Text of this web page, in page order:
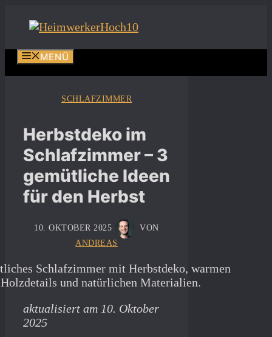
Inhalt
MENÜ
SCHLAFZIMMER
Herbstdeko im
Schlafzimmer – 3
gemütliche Ideen
für den Herbst
10. OKTOBER 2025
VON
ANDREAS
aktualisiert am 10. Oktober
2025